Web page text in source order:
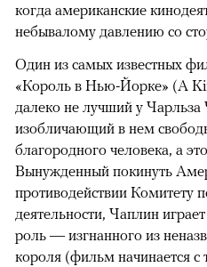
когда американские
небывалому давлению со
Один из самых известных
«Король в Нью-Йорке» (A
далеко не лучший у
изобличающий в нем
благородного человека, а
Вынужденный покинуть
противодействии Комитету
деятельности, Чаплин
роль — изгнанного из
короля (фильм начинается